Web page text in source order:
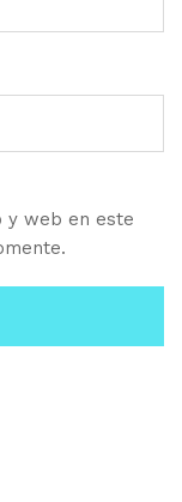
y web en este